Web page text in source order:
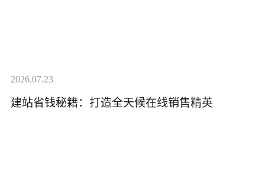
2026.07.23
建站省钱秘籍：打造全天候在线销售精英